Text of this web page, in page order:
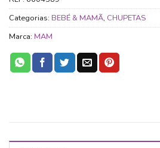
Categorias: BEBÉ & MAMÃ, CHUPETAS
Marca: MAM